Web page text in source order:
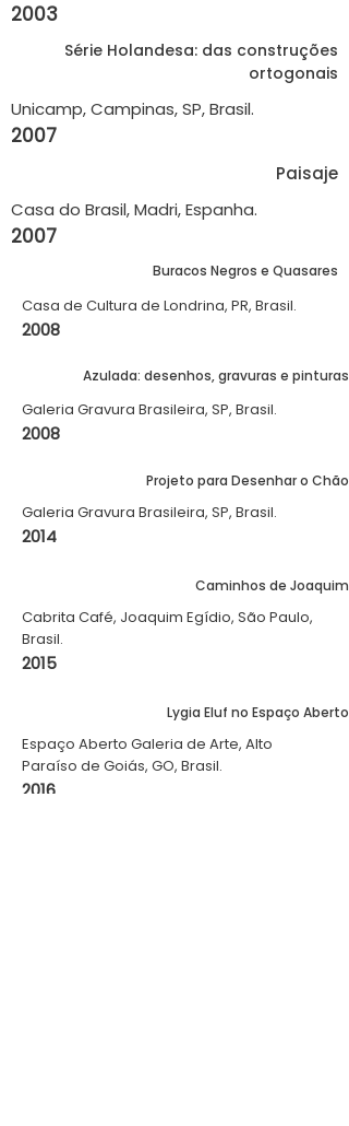
2003
Série Holandesa: das construções
ortogonais
Unicamp, Campinas, SP, Brasil.
2007
Paisaje
Casa do Brasil, Madri, Espanha.
2007
Buracos Negros e Quasares
Casa de Cultura de Londrina, PR, Brasil.
2008
Azulada: desenhos, gravuras e pinturas
Galeria Gravura Brasileira, SP, Brasil.
2008
Projeto para Desenhar o Chão
Galeria Gravura Brasileira, SP, Brasil.
2014
Caminhos de Joaquim
Cabrita Café, Joaquim Egídio, São Paulo,
Brasil.
2015
Lygia Eluf no Espaço Aberto
Espaço Aberto Galeria de Arte, Alto
Paraíso de Goiás, GO, Brasil.
2016